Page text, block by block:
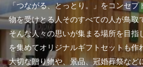
「つながる、とっとり。」をコンセプ
物を受けとる人そのすべての人が鳥取
そんな人々の思いが集まる場所を目
を集めてオリジナルギフトセットも
大切な贈り物や、景品、冠婚葬祭など